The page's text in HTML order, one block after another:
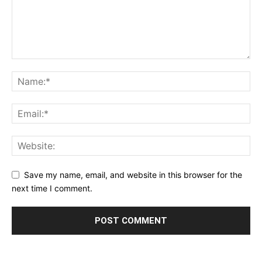
Save my name, email, and website in this browser for the
next time I comment.